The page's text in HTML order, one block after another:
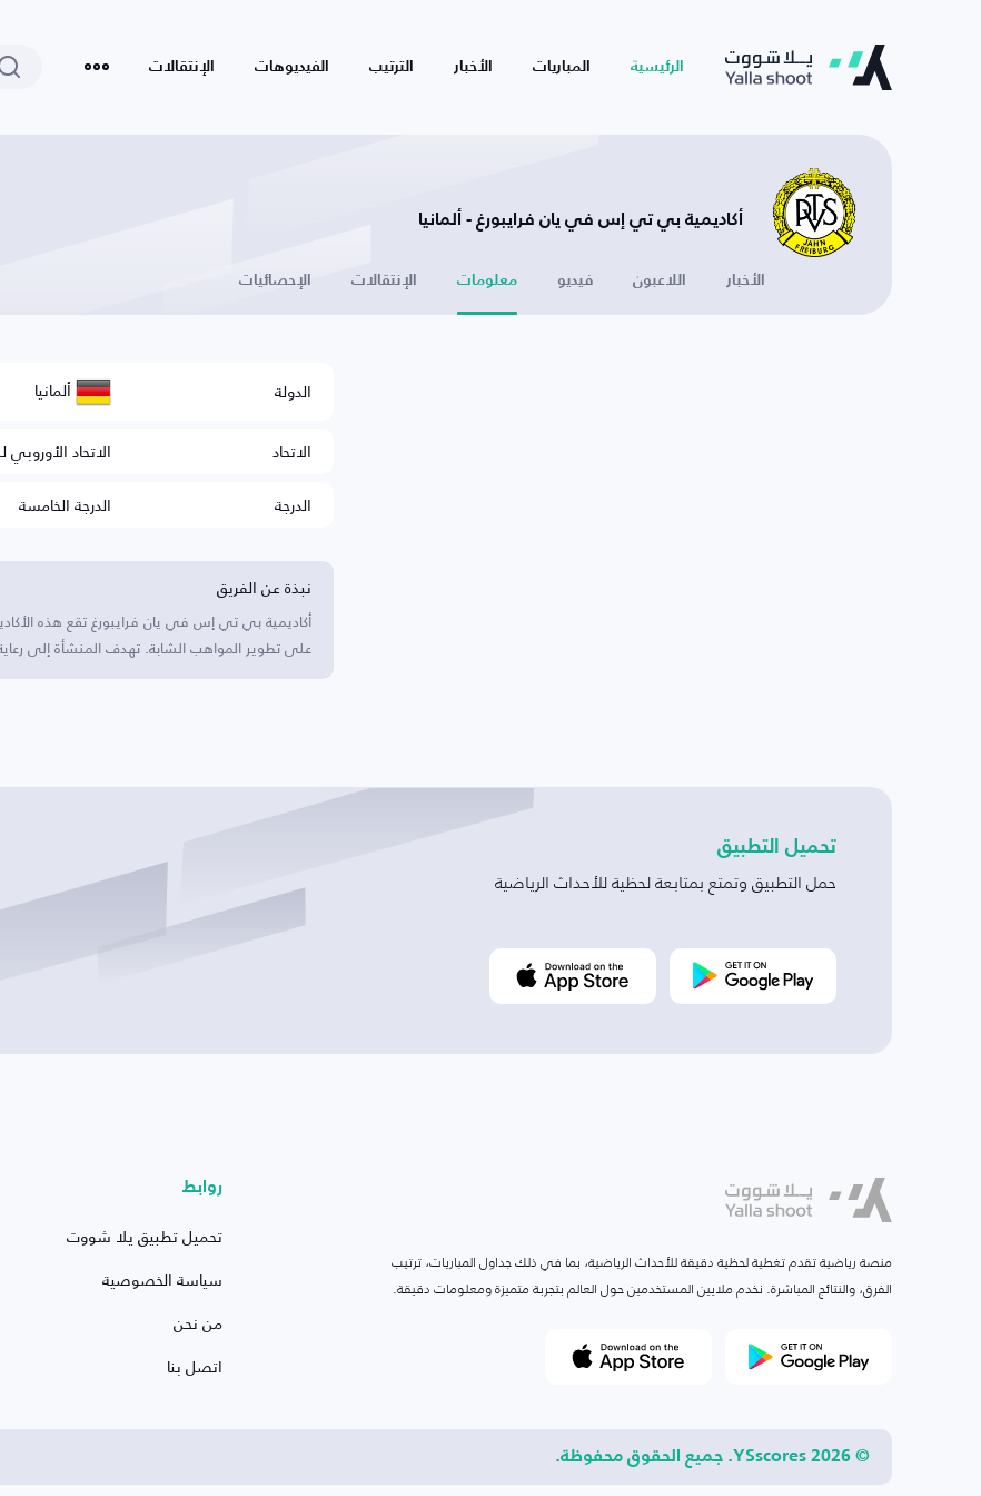
الرئيسية المباريات الأخبار الترتيب الفيديوهات الإنتقالات
أكاديمية بي تي إس في يان فرايبورغ - ألمانيا
الأخبار اللاعبون فيديو معلومات الإنتقالات الإحصائيات
الدولة ألمانيا
الاتحاد
الاتحاد الأوروبي
الدرجة
الدرجة الخامسة
نبذة عن الفريق
أكاديمية بي تي إس في يان فرايبورغ تقع هذه
على تطوير المواهب الشابة. تهدف المنشأة إلى
تحميل التطبيق
حمل التطبيق وتمتع بمتابعة لحظية للأحداث الرياضية
منصة رياضية تقدم تغطية لحظية دقيقة للأحداث الرياضية، بما في ذلك جداول المباريات، ترتيب
الفرق، والنتائج المباشرة. نخدم ملايين المستخدمين حول العالم بتجربة متميزة ومعلومات دقيقة.
روابط
تحميل تطبيق يلا شووت
سياسة الخصوصية
من نحن
اتصل بنا
© 2026 YSscores. جميع الحقوق محفوظة.